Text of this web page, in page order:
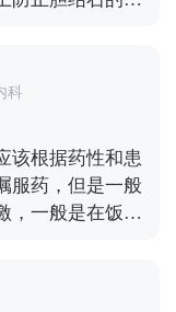
的效果，早上空
活当中较为常见
维生素含量却非
血压之类疾病
，坚持吃苹果。
科
该根据药性和患
服药，但是一般
，一般是在饭后
含有刺激胃的成
刺激胃黏膜导致